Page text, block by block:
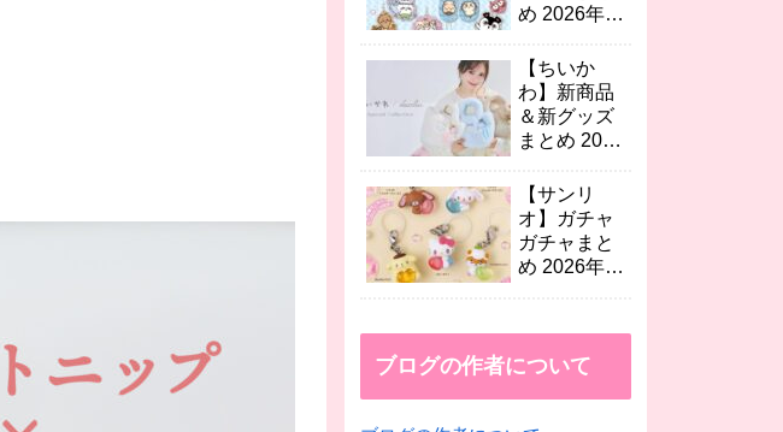
コンテナの
場！
め 2026年8
ちいかわ キ
ーホルダ
ー・ミニチ
ュアおめん
【ちいか
わ】新商品
＆新グッズ
まとめ 2026
映画 人魚の
島のひみつ×
セブン、
EMODA、
続々！
【サンリ
オ】ガチャ
ガチャまと
め 2026年8
るしチャー
ムやテトラ
ブログの作者について